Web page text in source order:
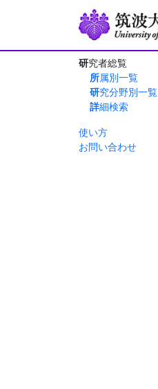
研究者総覧
所属別一覧
研究分野別一覧
詳細検索
使い方
お問い合わせ